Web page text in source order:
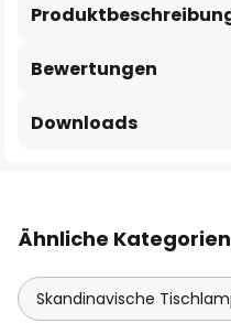
Bewertungen
Downloads
Ähnliche Kategorien
Skandinavische